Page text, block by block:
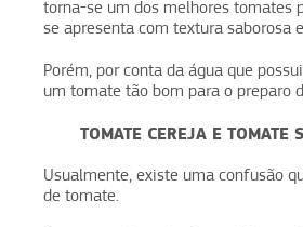
torna-se um dos melhores tomates
se apresenta com textura saborosa
Porém, por conta da água que
um tomate tão bom para o preparo
TOMATE CEREJA E TOMATE
Usualmente, existe uma confusão
de tomate.